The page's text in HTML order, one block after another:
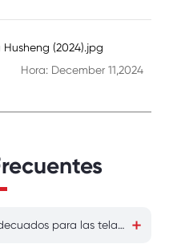
(2024).jpg
Hora:December 11,2024
exteriores de larga duración?